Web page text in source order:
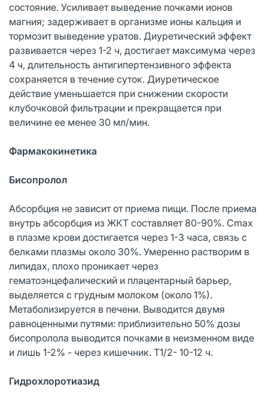
состояние. Усиливает выведение почками ионов
магния; задерживает в организме ионы кальция и
тормозит выведение уратов. Диуретический эффект
развивается через 1-2 ч, достигает максимума через
4 ч, длительность антигипертензивного эффекта
сохраняется в течение суток. Диуретическое
действие уменьшается при снижении скорости
клубочковой фильтрации и прекращается при
величине ее менее 30 мл/мин.
Фармакокинетика
Бисопролол
Абсорбция не зависит от приема пищи. После приема
внутрь абсорбция из ЖКТ составляет 80-90%. Cmax
в плазме крови достигается через 1-3 часа, связь с
белками плазмы около 30%. Умеренно растворим в
липидах, плохо проникает через
гематоэнцефалический и плацентарный барьер,
выделяется с грудным молоком (около 1%).
Метаболизируется в печени. Выводится двумя
равноценными путями: приблизительно 50% дозы
бисопролола выводится почками в неизменном виде
и лишь 1-2% - через кишечник. T1/2- 10-12 ч.
Гидрохлоротиазид